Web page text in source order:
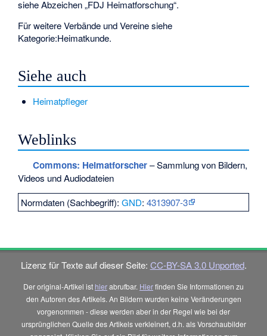
sieheAbzeichen „FDJ Heimatforschung“.
Für weitere Verbände und Vereine siehe
Kategorie:Heimatkunde.
Siehe auch
Heimatpfleger
Weblinks
Commons: Heimatforscher– Sammlung von Bildern,
Videos und Audiodateien
Normdaten (Sachbegriff):GND:4313907-3
Lizenz für Texte auf dieser Seite: CC-BY-SA 3.0 Unported.
Der original-Artikel ist hierabrufbar. Hierfinden Sie Informationen zu
den Autoren des Artikels. An Bildern wurden keine Veränderungen
vorgenommen - diese werden aber in der Regel wie bei der
ursprünglichen Quelle des Artikels verkleinert, d.h. als Vorschaubilder